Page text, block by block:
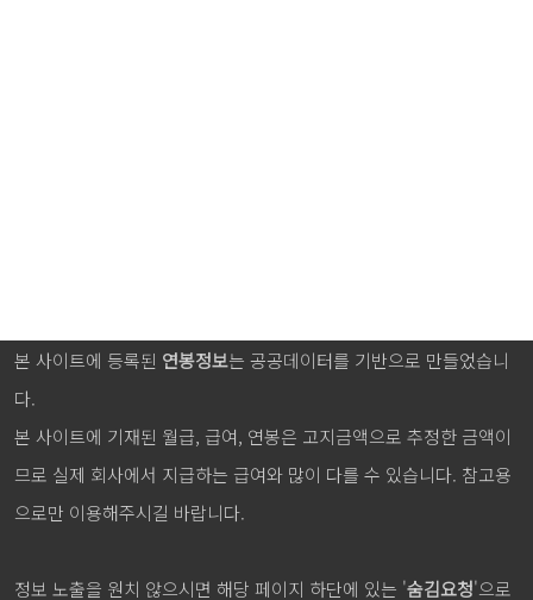
본 사이트에 등록된 연봉정보는 공공데이터를 기반으로 만들었습니
다.
본 사이트에 기재된 월급, 급여, 연봉은 고지금액으로 추정한 금액이
므로 실제 회사에서 지급하는 급여와 많이 다를 수 있습니다. 참고용
으로만 이용해주시길 바랍니다.
정보 노출을 원치 않으시면 해당 페이지 하단에 있는 '숨김요청'으로